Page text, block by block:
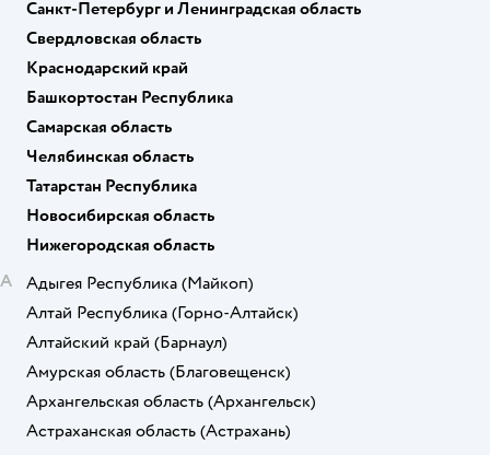
Санкт-Петербург и Ленинградская область
Свердловская область
Краснодарский край
Башкортостан Республика
Самарская область
Челябинская область
Татарстан Республика
Новосибирская область
Нижегородская область
А
Адыгея Республика (Майкоп)
Алтай Республика (Горно-Алтайск)
Алтайский край (Барнаул)
Амурская область (Благовещенск)
Архангельская область (Архангельск)
Астраханская область (Астрахань)